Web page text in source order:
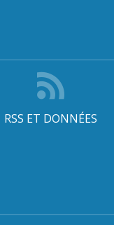
RSS ET DONNÉES